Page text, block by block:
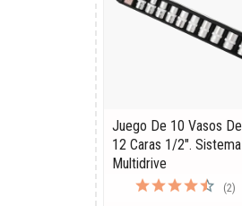
Juego De 10 Vasos De
12 Caras 1/2". Sistema
Multidrive
(2)